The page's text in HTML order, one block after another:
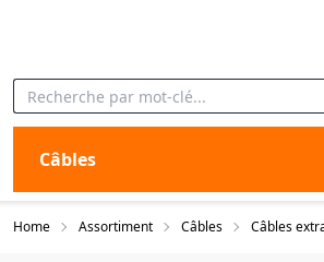
Câbles
Home Assortiment Câbles Câbles